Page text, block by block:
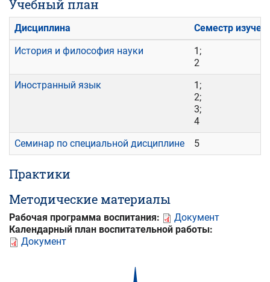
Учебный план
Дисциплина
Семестр
История и философия науки
1;
2
Иностранный язык
1;
2;
3;
4
Семинар по специальной дисциплине
5
Практики
Методические материалы
Рабочая программа воспитания:
Документ
Календарный план воспитательной работы:
Документ